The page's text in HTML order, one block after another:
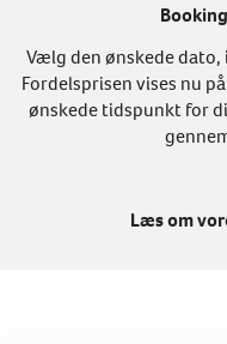
Vælg den ønskede
Fordelsprisen vises nu
ønskede tidspunkt for
Læs om